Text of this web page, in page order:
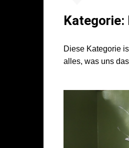
Kategorie:
Diese Kategorie
alles, was uns